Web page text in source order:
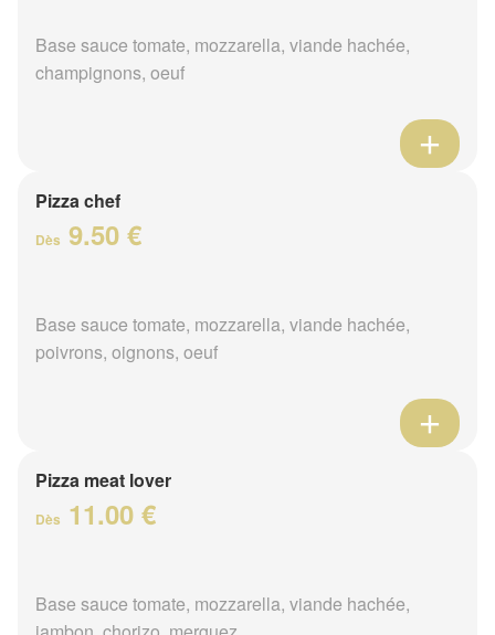
Base sauce tomate, mozzarella, viande hachée,
champignons, oeuf
Pizza chef
Dès 9.50 €
Base sauce tomate, mozzarella, viande hachée,
poivrons, oignons, oeuf
Pizza meat lover
Dès 11.00 €
Base sauce tomate, mozzarella, viande hachée,